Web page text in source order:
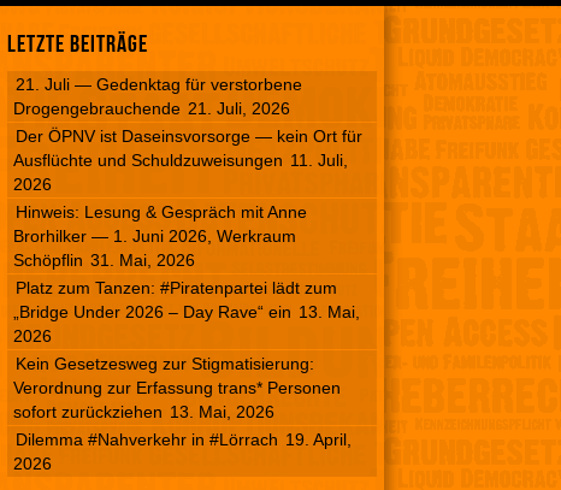
Letzte Beiträge
21. Juli — Gedenktag für verstorbene
Drogengebrauchende 21. Juli, 2026
Der ÖPNV ist Daseinsvorsorge — kein Ort für
Ausflüchte und Schuldzuweisungen 11. Juli,
2026
Hinweis: Lesung & Gespräch mit Anne
Brorhilker — 1. Juni 2026, Werkraum
Schöpflin 31. Mai, 2026
Platz zum Tanzen: #Piratenpartei lädt zum
„Bridge Under 2026 – Day Rave“ ein 13. Mai,
2026
Kein Gesetzesweg zur Stigmatisierung:
Verordnung zur Erfassung trans* Personen
sofort zurückziehen 13. Mai, 2026
Dilemma #Nahverkehr in #Lörrach 19. April,
2026